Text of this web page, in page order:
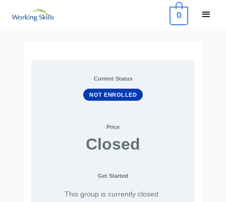
0
Current Status
NOT ENROLLED
Price
Closed
Get Started
This group is currently closed